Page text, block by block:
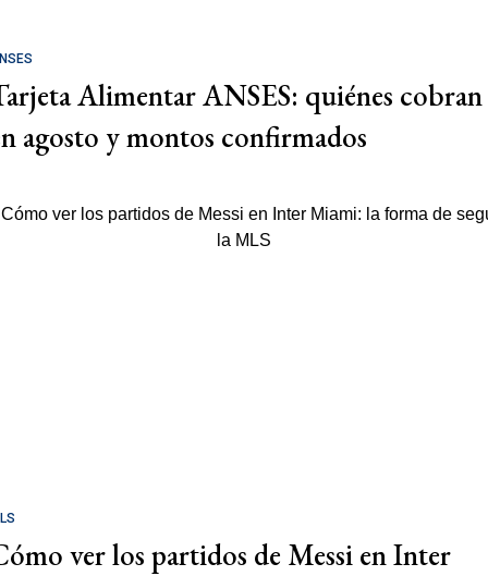
Alimentar ANSES: quiénes cobran
agosto y montos confirmados
ver los partidos de Messi en Inter